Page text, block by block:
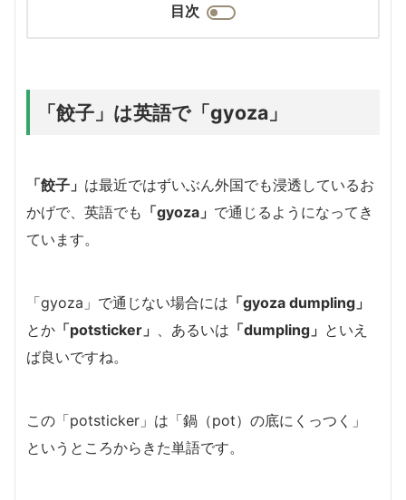
目次
「餃子」は英語で「gyoza」
「餃子」 は最近ではずいぶん外国でも浸透しているお
かげで、英語でも 「gyoza」 で通じるようになってき
ています。
「gyoza」で通じない場合には 「gyoza dumpling」
とか 「potsticker」 、あるいは 「dumpling」 といえ
ば良いですね。
この「potsticker」は「鍋（pot）の底にくっつく」
というところからきた単語です。